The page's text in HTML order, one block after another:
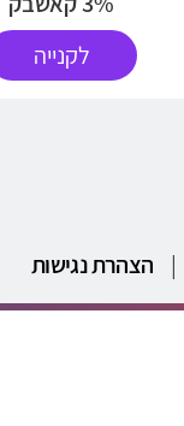
לקנייה
| הצהרת נגישות